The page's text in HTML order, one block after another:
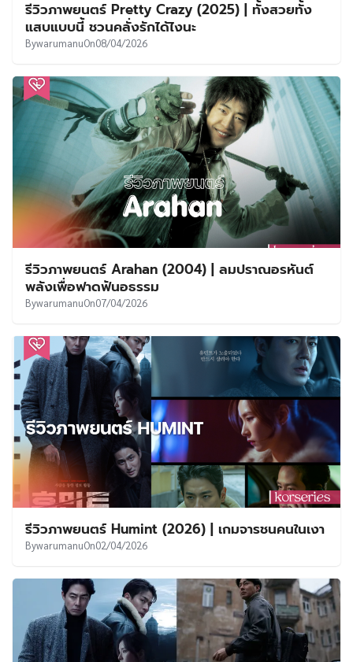
รีวิวภาพยนตร์ Pretty Crazy (2025) | ทั้งสวยทั้ง
แสบแบบนี้ ชวนคลั่งรักได้ไงนะ
BywarumanuOn08/04/2026
รีวิวภาพยนตร์ Arahan (2004) | ลมปราณอรหันต์
พลังเพื่อฟาดฟันอธรรม
BywarumanuOn07/04/2026
รีวิวภาพยนตร์ Humint (2026) | เกมจารชนคนในเงา
BywarumanuOn02/04/2026